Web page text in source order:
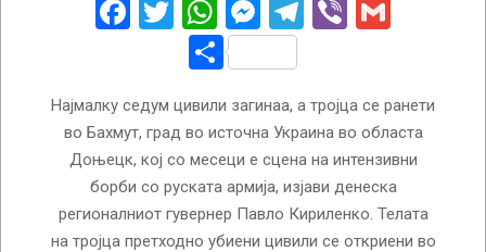
Facebook
Twitter
WhatsApp
Messenger
Telegram
Viber
Share
Најмалку седум цивили загинаа, а тројца се ранети
во Бахмут, град во источна Украина во областа
Доњецк, кој со месеци е сцена на интензивни
борби со руската армија, изјави денеска
регионалниот гувернер Павло Кириленко. Телата
на тројца претходно убиени цивили се откриени во